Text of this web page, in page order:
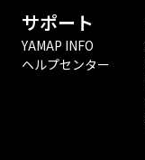
サポート
YAMAP INFO
ヘルプセンター